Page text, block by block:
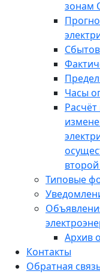
зонам
Часы
Типовые
Архив
Контакты
Обратная